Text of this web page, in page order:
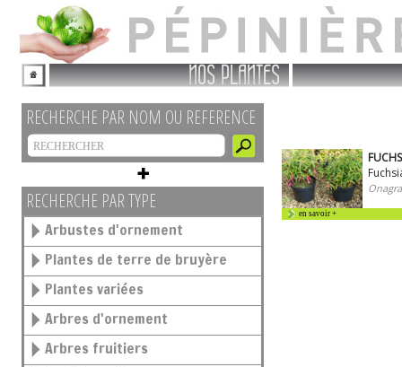
NOS PLANTES
RECHERCHE PAR NOM OU REFERENCE
RECHERCHE PAR TYPE
Arbustes d'ornement
Plantes de terre de bruyère
Plantes variées
Arbres d'ornement
Arbres fruitiers
en savoir +